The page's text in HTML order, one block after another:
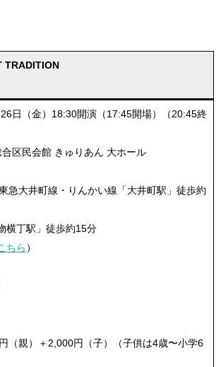
日（金）18:30開演（17:45開場）（20:45終
区民会館 きゅりあん 大ホール
急大井町線・りんかい線「大井町駅」徒歩約
横丁駅」徒歩約15分
ちら ）
（親）＋2,000円（子）（子供は4歳〜小学6